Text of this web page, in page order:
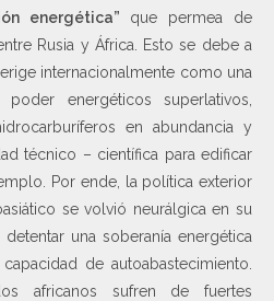
energética” que permea de
Rusia y África. Esto se debe a
internacionalmente como una
energéticos superlativos,
en abundancia y
técnico – científica para edificar
Por ende, la política exterior
se volvió neurálgica en su
una soberanía energética
de autoabastecimiento.
africanos sufren de fuertes